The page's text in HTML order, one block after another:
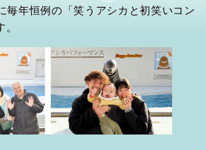
毎年恒例の「笑うアシカと初笑いコン